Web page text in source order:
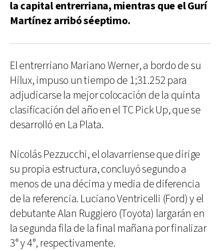
la capital entrerriana, mientras que el Gurí
Martínez arribó séeptimo.
El entrerriano Mariano Werner, a bordo de su
Hilux, impuso un tiempo de 1;31.252 para
adjudicarse la mejor colocación de la quinta
clasificación del año en el TC Pick Up, que se
desarrolló en La Plata.
Nicolás Pezzucchi, el olavarriense que dirige
su propia estructura, concluyó segundo a
menos de una décima y media de diferencia
de la referencia. Luciano Ventricelli (Ford) y el
debutante Alan Ruggiero (Toyota) largarán en
la segunda fila de la final mañana por finalizar
3° y 4°, respectivamente.